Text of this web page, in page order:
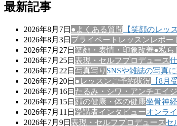
最新記事
2026年8月7日 ●よくある質問
【笑顔のレッ
2026年8月3日 プライベートレッスンレポー
2026年7月27日 笑顔・表情・印象改善●私ら
2026年7月25日 表現・セルフプロデュース
2026年7月22日 写真写り SNSや雑誌の写真
2026年7月20日 ●レッスンご予約状況
【8月
2026年7月16日 たるみ・シワ・アンチエイ
2026年7月15日 顔の健康・体の健康坐骨神
2026年7月11日 受講者インタビューオンラ
2026年7月9日 表現・セルフプロデュース セ